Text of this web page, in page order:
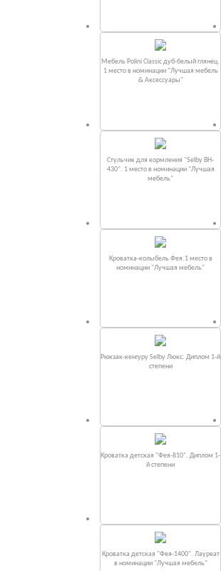
Мебель Polini Classic дуб-белый глянец.
1 место в номинации "Лучшая мебель
& Аксессуары"
Стульчик для кормления "Selby BH-
430". 1 место в номинации "Лучшая
мебель"
Кроватка-колыбель Фея.1 место в
номинации "Лучшая мебель"
Рюкзак-кенгуру Selby Люкс. Диплом 1-й
степени
Кроватка детская "Фея-810". Диплом 1-
й степени
Кроватка детская "Фея-1400". Лауреат
в номинации "Лучшая мебель"